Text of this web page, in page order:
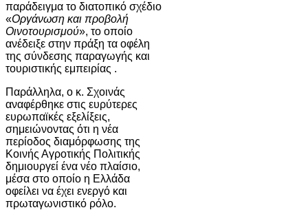
παράδειγμα το διατοπικό σχέδιο
«Οργάνωση και προβολή
Οινοτουρισμού», το οποίο
ανέδειξε στην πράξη τα οφέλη
της σύνδεσης παραγωγής και
τουριστικής εμπειρίας .
Παράλληλα, ο κ. Σχοινάς
αναφέρθηκε στις ευρύτερες
ευρωπαϊκές εξελίξεις,
σημειώνοντας ότι η νέα
περίοδος διαμόρφωσης της
Κοινής Αγροτικής Πολιτικής
δημιουργεί ένα νέο πλαίσιο,
μέσα στο οποίο η Ελλάδα
οφείλει να έχει ενεργό και
πρωταγωνιστικό ρόλο.